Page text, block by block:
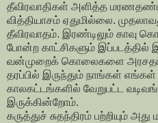
தீவிரவாதிகள் அளித்த
வித்தியாசம் ஏதுமில்லை.
தீவிரவாதம். இரண்டிலும் காவு
போன்ற காட்சிகளும் இப்படத்தில்
வன்முறைக் கொலைகளை
தரப்பில் இருந்தும் நாங்கள் எங்கள்
காலகட்டங்களில் வேறுபட்ட
இருக்கின்றோம்.
கருத்துச் சுதந்திரம் பற்றியும்